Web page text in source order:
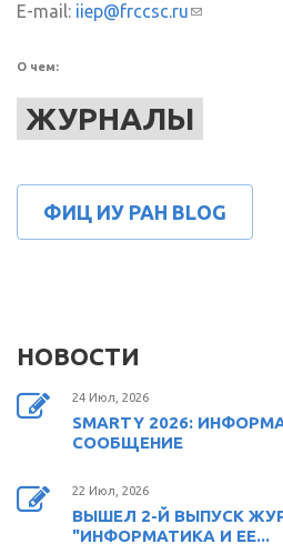
E-mail: iiep@frccsc.ru(ссылка
О чем:
ЖУРНАЛЫ
ФИЦ ИУ РАН BLOG
НОВОСТИ
24 Июл, 2026
SMARTY 2026:
СООБЩЕНИЕ
22 Июл, 2026
ВЫШЕЛ 2-Й ВЫПУСК
"ИНФОРМАТИКА И ЕЕ...